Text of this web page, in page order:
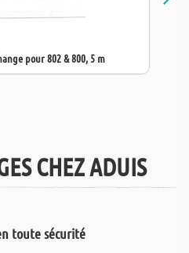
pour 802 & 800, 5 m
CHEZ ADUIS
toute sécurité